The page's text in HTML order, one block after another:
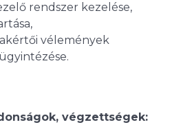
rendszer kezelése,
vélemények
végzettségek: